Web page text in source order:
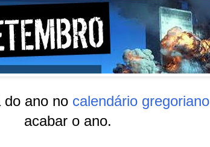
do ano no calendário gregoriano
acabar o ano.